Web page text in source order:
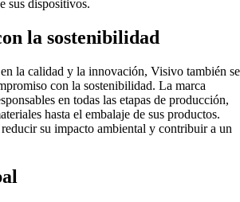
sus dispositivos.
la sostenibilidad
la calidad y la innovación, Visivo también se
con la sostenibilidad. La marca
en todas las etapas de producción,
hasta el embalaje de sus productos.
su impacto ambiental y contribuir a un